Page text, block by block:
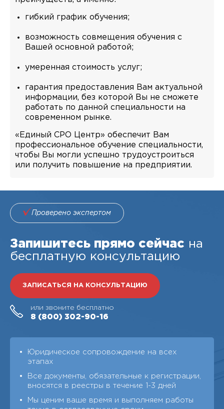
гибкий график обучения;
возможность совмещения обучения с
Вашей основной работой;
умеренная стоимость услуг;
гарантия предоставления Вам актуальной
информации, без которой Вы не сможете
работать по данной специальности на
современном рынке.
«Единый СРО Центр» обеспечит Вам
профессиональное обучение специальности,
чтобы Вы могли успешно трудоустроиться
или получить повышение на предприятии.
Проверено экспертом
Запишитесь прямо сейчас на
бесплатную консультацию
ЗАПИСАТЬСЯ НА КОНСУЛЬТАЦИЮ
или звоните бесплатно
8 (800) 302-90-16
Юридическое сопровождение на всех
этапах
Все документы, обязательные к регистрации,
вносятся в реестры в течение 1-3 дней
Мы ценим ваше время и выполняем работы